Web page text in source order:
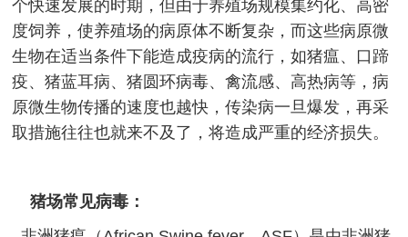
个快速发展的时期，但由于养殖场规模集约化、高密
度饲养，使养殖场的病原体不断复杂，而这些病原微
生物在适当条件下能造成疫病的流行，如猪瘟、口蹄
疫、猪蓝耳病、猪圆环病毒、禽流感、高热病等，病
原微生物传播的速度也越快，传染病一旦爆发，再采
取措施往往也就来不及了，将造成严重的经济损失。
猪场常见病毒：